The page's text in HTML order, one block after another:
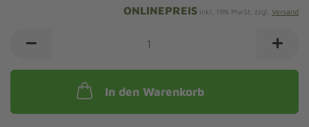
ONLINEPREIS inkl. 19% MwSt. zzgl. Versand
In den Warenkorb